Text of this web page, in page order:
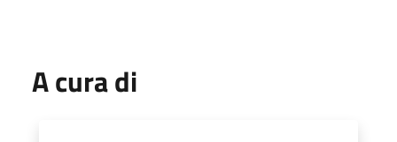
A cura di